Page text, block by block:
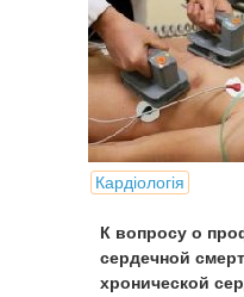
Кардіологія
К вопросу о
сердечной
хронической